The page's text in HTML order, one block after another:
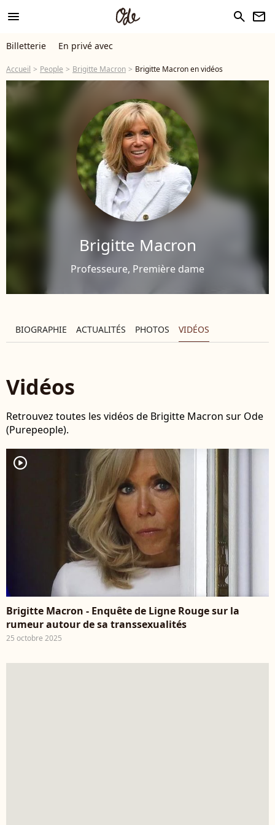
menu search newsletter
Billetterie En privé avec
Accueil People Brigitte Macron Brigitte Macron en vidéos
Brigitte Macron
Professeure, Première dame
BIOGRAPHIE ACTUALITÉS PHOTOS VIDÉOS
Vidéos
Retrouvez toutes les vidéos de Brigitte Macron sur Ode
(Purepeople).
player2
Brigitte Macron - Enquête de Ligne Rouge sur la
rumeur autour de sa transsexualités
25 octobre 2025